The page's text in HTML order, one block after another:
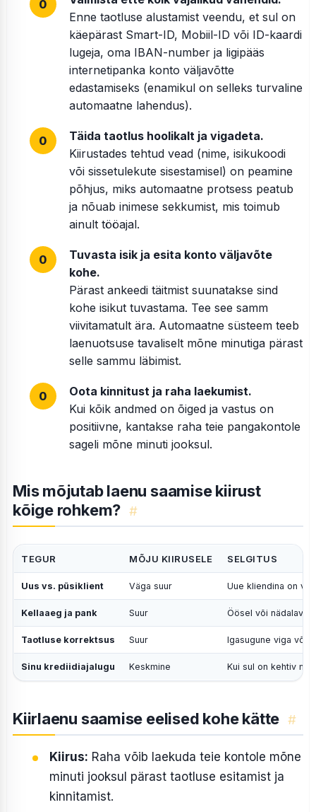
Enne taotluse alustamist veendu, et sul on
käepärast Smart-ID, Mobiil-ID või ID-kaardi
lugeja, oma IBAN-number ja ligipääs
internetipanka konto väljavõtte
edastamiseks (enamikul on selleks turvaline
automaatne lahendus).
Täida taotlus hoolikalt ja vigadeta.
Kiirustades tehtud vead (nime, isikukoodi
või sissetulekute sisestamisel) on peamine
põhjus, miks automaatne protsess peatub
ja nõuab inimese sekkumist, mis toimub
ainult tööajal.
Tuvasta isik ja esita konto väljavõte
kohe.
Pärast ankeedi täitmist suunatakse sind
kohe isikut tuvastama. Tee see samm
viivitamatult ära. Automaatne süsteem teeb
laenuotsuse tavaliselt mõne minutiga pärast
selle sammu läbimist.
Oota kinnitust ja raha laekumist.
Kui kõik andmed on õiged ja vastus on
positiivne, kantakse raha teie pangakontole
sageli mõne minuti jooksul.
Mis mõjutab laenu saamise kiirust
kõige rohkem? #
TEGUR MÕJU KIIRUSELE SELGITUS
Uus vs. püsiklient Väga suur Uue kliendina on
Kellaaeg ja pank Suur Öösel või
Taotluse korrektsus Suur Igasugune viga või
Sinu krediidiajalugu Keskmine Kui sul on kehtiv
Kiirlaenu saamise eelised kohe kätte #
Kiirus: Raha võib laekuda teie kontole mõne
minuti jooksul pärast taotluse esitamist ja
kinnitamist.